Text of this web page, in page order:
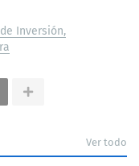
Inversión
Ver todo